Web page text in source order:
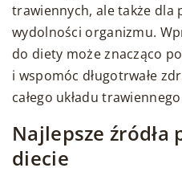
trawiennych, ale także dla
wydolności organizmu.
do diety może znacząco
i wspomóc długotrwałe
całego układu
Najlepsze
diecie